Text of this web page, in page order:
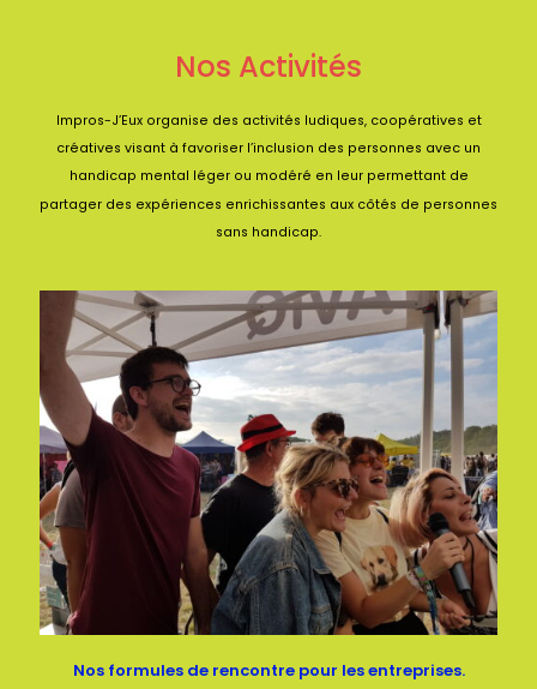
Nos Activités
Impros-J’Eux organise des activités ludiques, coopératives et
créatives visant à favoriser l’inclusion des personnes avec un
handicap mental léger ou modéré en leur permettant de
partager des expériences enrichissantes aux côtés de personnes
sans handicap.
Nos formules de rencontre pour les entreprises.